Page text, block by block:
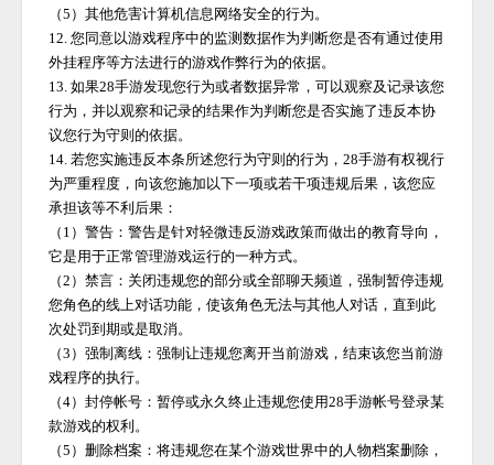
（5）其他危害计算机信息网络安全的行为。
12. 您同意以游戏程序中的监测数据作为判断您是否有通过使用
外挂程序等方法进行的游戏作弊行为的依据。
13. 如果28手游发现您行为或者数据异常，可以观察及记录该您
行为，并以观察和记录的结果作为判断您是否实施了违反本协
议您行为守则的依据。
14. 若您实施违反本条所述您行为守则的行为，28手游有权视行
为严重程度，向该您施加以下一项或若干项违规后果，该您应
承担该等不利后果：
（ 1）警告：警告是针对轻微违反游戏政策而做出的教育导向，
它是用于正常管理游戏运行的一种方式。
（2）禁言：关闭违规您的部分或全部聊天频道，强制暂停违规
您角色的线上对话功能，使该角色无法与其他人对话，直到此
次处罚到期或是取消。
（3）强制离线：强制让违规您离开当前游戏，结束该您当前游
戏程序的执行。
（4）封停帐号：暂停或永久终止违规您使用28手游帐号登录某
款游戏的权利。
（5）删除档案：将违规您在某个游戏世界中的人物档案删除，